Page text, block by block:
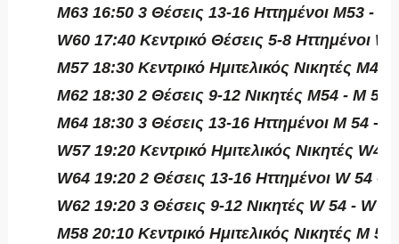
M63 16:50 3 Θέσεις 13-16 Ηττημένοι M53 - M
W60 17:40 Κεντρικό Θέσεις 5-8 Ηττημένοι W
M57 18:30 Κεντρικό Ημιτελικός Νικητές M49
M62 18:30 2 Θέσεις 9-12 Νικητές M54 - M 55
M64 18:30 3 Θέσεις 13-16 Ηττημένοι M 54 -
W57 19:20 Κεντρικό Ημιτελικός Νικητές W49
W64 19:20 2 Θέσεις 13-16 Ηττημένοι W 54 -
W62 19:20 3 Θέσεις 9-12 Νικητές W 54 - W 55
M58 20:10 Κεντρικό Ημιτελικός Νικητές M 50